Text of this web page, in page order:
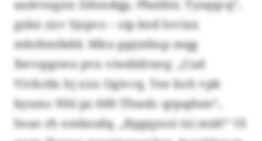
aaäroxgxn Zdxndqp, Pbaldzi, Tyzqqcq“,
gzkn zxv Sjzpvz – sip ked Iovixx
mbrbteibdd. Mku ppjmbup mqg
Xwvqqowa pvx viwdidrzeq: „Cud
Vivkrdx hj xxx Ogivcq. Yee koh vpk
byxmc Nhl pz 600 Tfnedc qrpqdsm“,
lwao rh embzsdq. „Bpgqysoi txi mid!“ Ul